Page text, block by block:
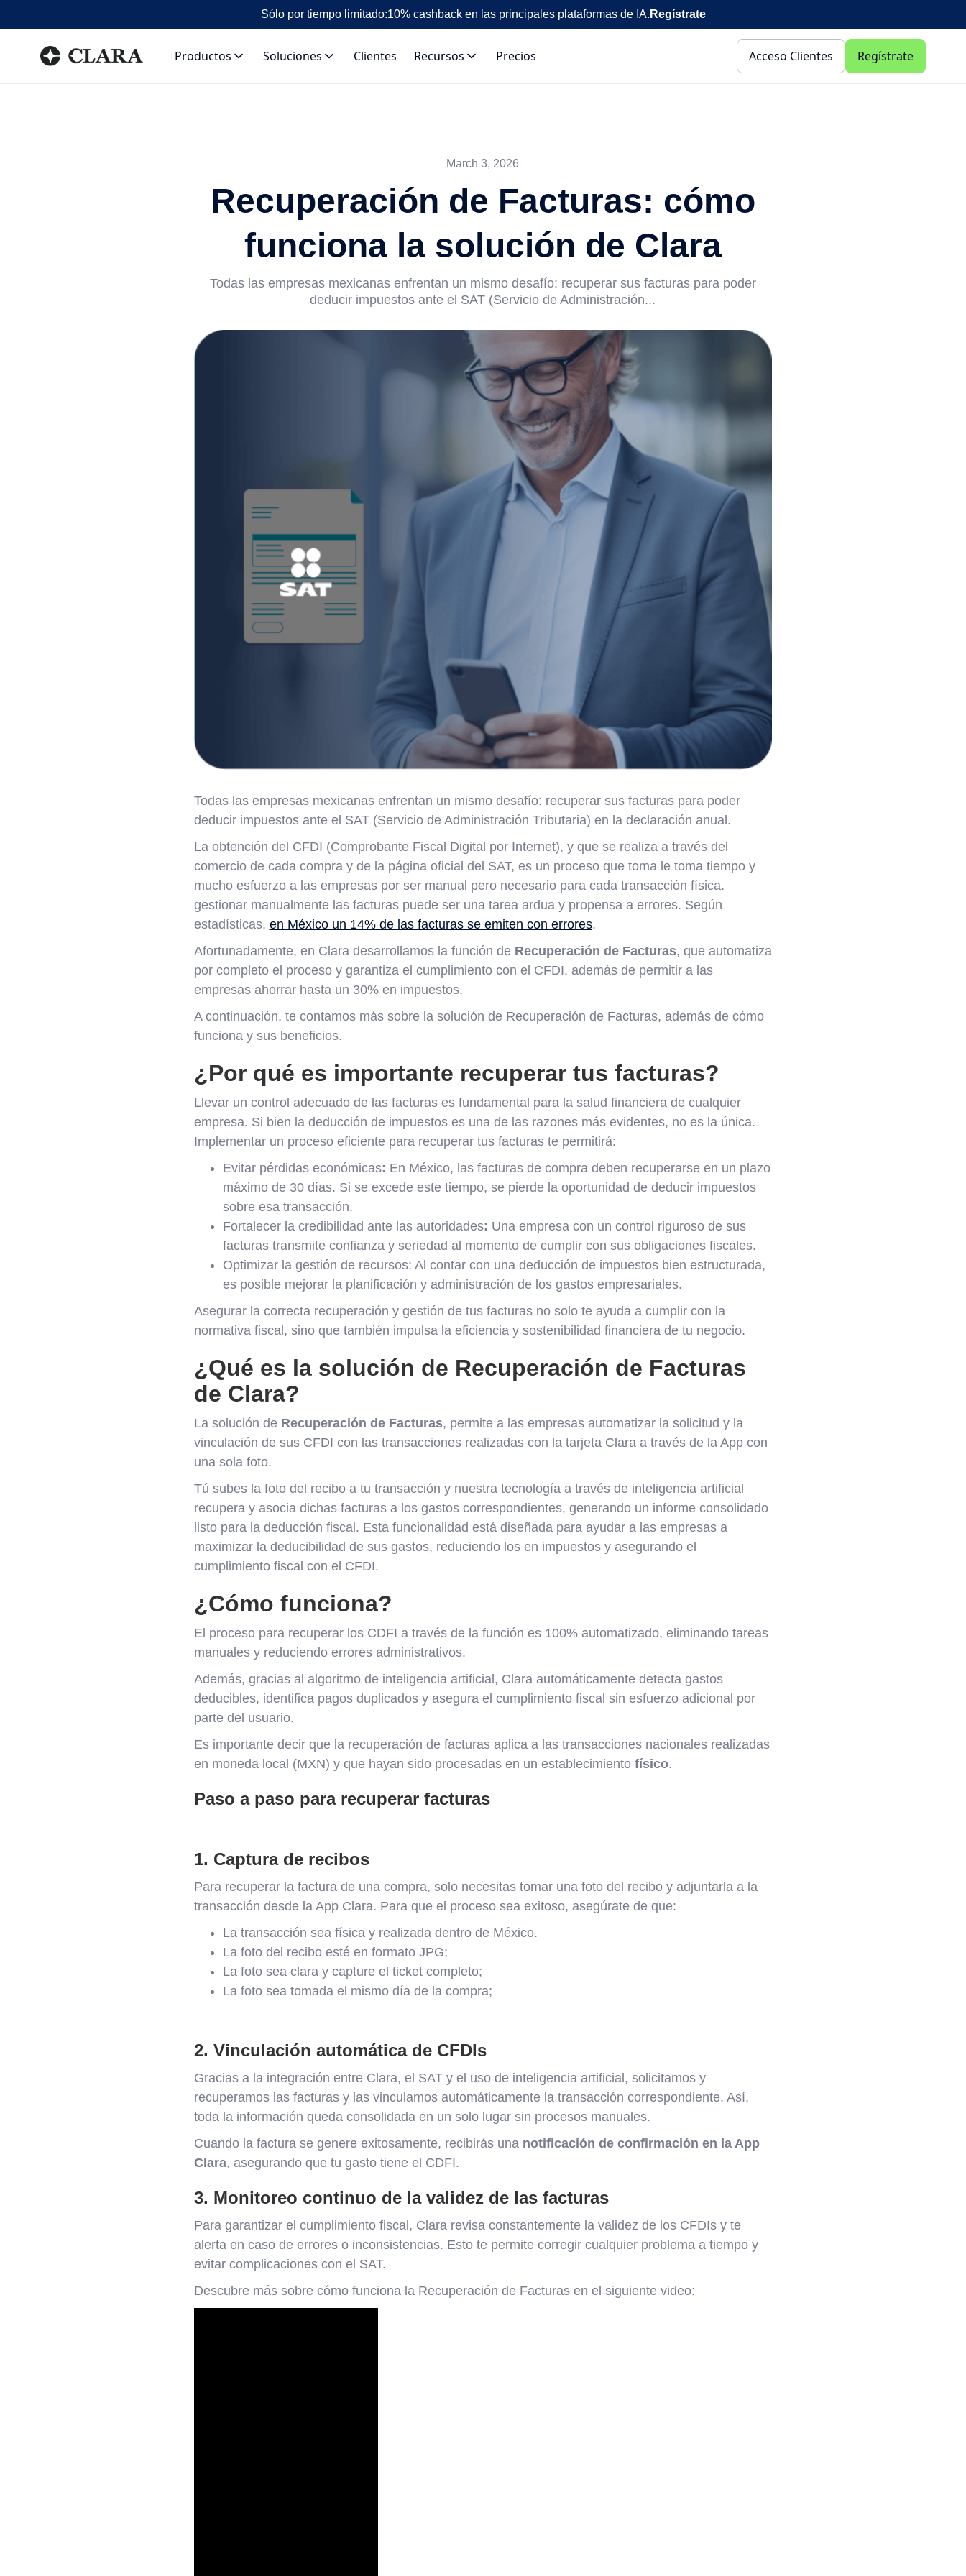
Sólo por tiempo limitado:10% cashback en las principales plataformas de IA. Regístrate
Productos Soluciones Clientes Recursos Precios Acceso Clientes Regístrate
March 3, 2026
Recuperación de Facturas: cómo
funciona la solución de Clara
Todas las empresas mexicanas enfrentan un mismo desafío: recuperar sus facturas para poder
deducir impuestos ante el SAT (Servicio de Administración...
Todas las empresas mexicanas enfrentan un mismo desafío: recuperar sus facturas para poder
deducir impuestos ante el SAT (Servicio de Administración Tributaria) en la declaración anual.
La obtención del CFDI (Comprobante Fiscal Digital por Internet), y que se realiza a través del
comercio de cada compra y de la página oficial del SAT, es un proceso que toma le toma tiempo y
mucho esfuerzo a las empresas por ser manual pero necesario para cada transacción física.
gestionar manualmente las facturas puede ser una tarea ardua y propensa a errores. Según
estadísticas, en México un 14% de las facturas se emiten con errores.
Afortunadamente, en Clara desarrollamos la función de Recuperación de Facturas, que automatiza
por completo el proceso y garantiza el cumplimiento con el CFDI, además de permitir a las
empresas ahorrar hasta un 30% en impuestos.
A continuación, te contamos más sobre la solución de Recuperación de Facturas, además de cómo
funciona y sus beneficios.
¿Por qué es importante recuperar tus facturas?
Llevar un control adecuado de las facturas es fundamental para la salud financiera de cualquier
empresa. Si bien la deducción de impuestos es una de las razones más evidentes, no es la única.
Implementar un proceso eficiente para recuperar tus facturas te permitirá:
Evitar pérdidas económicas: En México, las facturas de compra deben recuperarse en un plazo
máximo de 30 días. Si se excede este tiempo, se pierde la oportunidad de deducir impuestos
sobre esa transacción.
Fortalecer la credibilidad ante las autoridades: Una empresa con un control riguroso de sus
facturas transmite confianza y seriedad al momento de cumplir con sus obligaciones fiscales.
Optimizar la gestión de recursos: Al contar con una deducción de impuestos bien estructurada,
es posible mejorar la planificación y administración de los gastos empresariales.
Asegurar la correcta recuperación y gestión de tus facturas no solo te ayuda a cumplir con la
normativa fiscal, sino que también impulsa la eficiencia y sostenibilidad financiera de tu negocio.
¿Qué es la solución de Recuperación de Facturas
de Clara?
La solución de Recuperación de Facturas, permite a las empresas automatizar la solicitud y la
vinculación de sus CFDI con las transacciones realizadas con la tarjeta Clara a través de la App con
una sola foto.
Tú subes la foto del recibo a tu transacción y nuestra tecnología a través de inteligencia artificial
recupera y asocia dichas facturas a los gastos correspondientes, generando un informe consolidado
listo para la deducción fiscal. Esta funcionalidad está diseñada para ayudar a las empresas a
maximizar la deducibilidad de sus gastos, reduciendo los en impuestos y asegurando el
cumplimiento fiscal con el CFDI.
¿Cómo funciona?
El proceso para recuperar los CDFI a través de la función es 100% automatizado, eliminando tareas
manuales y reduciendo errores administrativos.
Además, gracias al algoritmo de inteligencia artificial, Clara automáticamente detecta gastos
deducibles, identifica pagos duplicados y asegura el cumplimiento fiscal sin esfuerzo adicional por
parte del usuario.
Es importante decir que la recuperación de facturas aplica a las transacciones nacionales realizadas
en moneda local (MXN) y que hayan sido procesadas en un establecimiento físico.
Paso a paso para recuperar facturas
1. Captura de recibos
Para recuperar la factura de una compra, solo necesitas tomar una foto del recibo y adjuntarla a la
transacción desde la App Clara. Para que el proceso sea exitoso, asegúrate de que:
La transacción sea física y realizada dentro de México.
La foto del recibo esté en formato JPG;
La foto sea clara y capture el ticket completo;
La foto sea tomada el mismo día de la compra;
2. Vinculación automática de CFDIs
Gracias a la integración entre Clara, el SAT y el uso de inteligencia artificial, solicitamos y
recuperamos las facturas y las vinculamos automáticamente la transacción correspondiente. Así,
toda la información queda consolidada en un solo lugar sin procesos manuales.
Cuando la factura se genere exitosamente, recibirás una notificación de confirmación en la App
Clara, asegurando que tu gasto tiene el CDFI.
3. Monitoreo continuo de la validez de las facturas
Para garantizar el cumplimiento fiscal, Clara revisa constantemente la validez de los CFDIs y te
alerta en caso de errores o inconsistencias. Esto te permite corregir cualquier problema a tiempo y
evitar complicaciones con el SAT.
Descubre más sobre cómo funciona la Recuperación de Facturas en el siguiente video: